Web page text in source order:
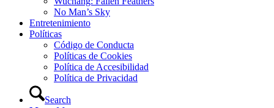
No Man’s Sky
Entretenimiento
Políticas
Código de Conducta
Políticas de Cookies
Política de Accesibilidad
Política de Privacidad
Search